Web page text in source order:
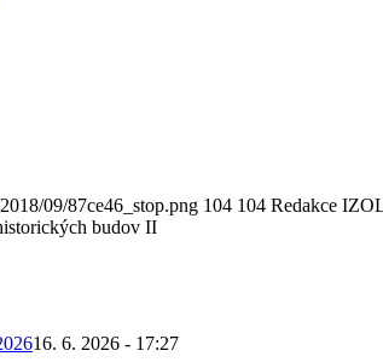
09/87ce46_stop.png 104 104 Redakce
budov II
16. 6. 2026 - 17:27